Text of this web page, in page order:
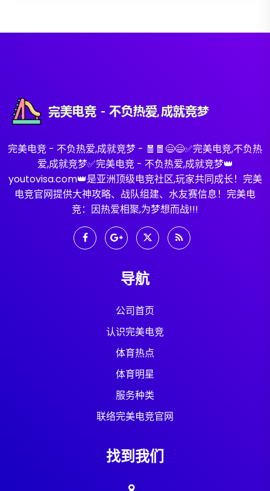
完美电竞 - 不负热爱,成就竞梦 - 🧧🧧😄😄✅完美电竞,不负热
爱,成就竞梦✅完美电竞 - 不负热爱,成就竞梦👑
youtovisa.com👑是亚洲顶级电竞社区,玩家共同成长！完美
电竞官网提供大神攻略、战队组建、水友赛信息！完美电
竞：因热爱相聚,为梦想而战!!!
导航
公司首页
认识完美电竞
体育热点
体育明星
服务种类
联络完美电竞官网
找到我们